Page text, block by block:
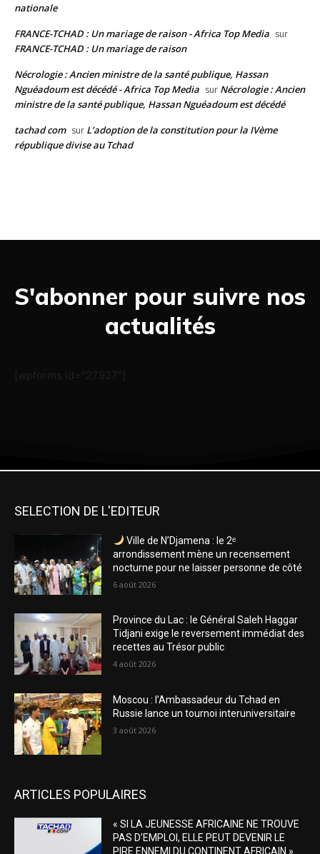
nationale
FRANCE-TCHAD : Un mariage de raison - Africa Top Media sur
FRANCE-TCHAD : Un mariage de raison
Nécrologie : Ancien ministre de la santé publique, Hassan
Nguéadoum est décédé - Africa Top Media sur Nécrologie : Ancien
ministre de la santé publique, Hassan Nguéadoum est décédé
tachad com sur L’adoption de la constitution pour la IVème
république divise au Tchad
S'abonner pour suivre nos
actualités
[wpforms id="27927"]
SELECTION DE L'EDITEUR
Ville de N’Djamena : le 2ᵉ
arrondissement mène un recensement
nocturne pour ne laisser personne de côté
6 août 2026
Province du Lac : le Général Saleh Haggar
Tidjani exige le reversement immédiat des
recettes au Trésor public
4 août 2026
Moscou : l’Ambassadeur du Tchad en
Russie lance un tournoi interuniversitaire
3 août 2026
ARTICLES POPULAIRES
« SI LA JEUNESSE AFRICAINE NE TROUVE
PAS D’EMPLOI, ELLE PEUT DEVENIR LE
PIRE ENNEMI DU CONTINENT AFRICAIN »